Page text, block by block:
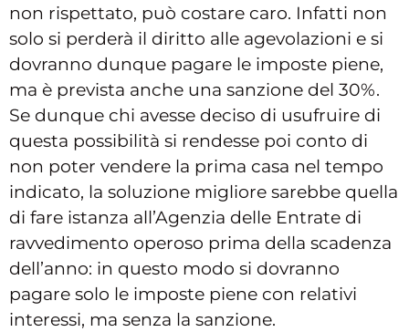
non rispettato, può costare caro. Infatti non
solo si perderà il diritto alle agevolazioni e si
dovranno dunque pagare le imposte piene,
ma è prevista anche una sanzione del 30%.
Se dunque chi avesse deciso di usufruire di
questa possibilità si rendesse poi conto di
non poter vendere la prima casa nel tempo
indicato, la soluzione migliore sarebbe quella
di fare istanza all’Agenzia delle Entrate di
ravvedimento operoso prima della scadenza
dell’anno: in questo modo si dovranno
pagare solo le imposte piene con relativi
interessi, ma senza la sanzione.